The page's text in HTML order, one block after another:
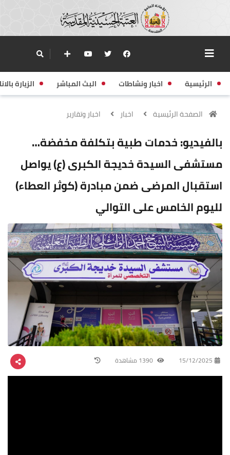
الرئيسية اخبار ونشاطات البث المباشر الزيارة
الصفحة الرئيسية اخبار اخبار وتقارير
بالفيديو: خدمات طبية بتكلفة مخفضة…
مستشفى السيدة خديجة الكبرى (ع) يواصل
استقبال المرضى ضمن مبادرة (كوثر العطاء)
لليوم الخامس على التوالي
15/12/2025